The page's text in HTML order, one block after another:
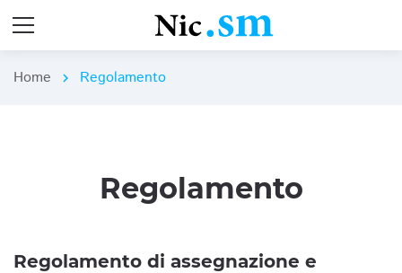
Home chevron_right Regolamento
Regolamento
Regolamento di assegnazione e